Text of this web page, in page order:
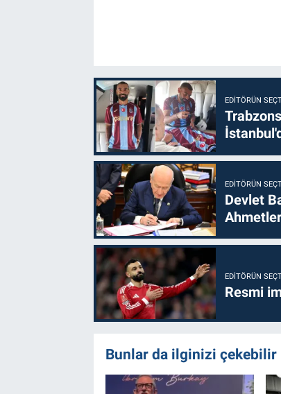
EDITÖRÜN
EDITÖRÜN
Devlet
EDITÖRÜN
Resmi
Bunlar da ilginizi çekebilir